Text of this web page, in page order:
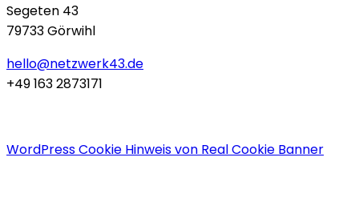
Segeten 43
79733 Görwihl
hello@netzwerk43.de
+49 163 2873171
WordPress Cookie Hinweis von Real Cookie Banner